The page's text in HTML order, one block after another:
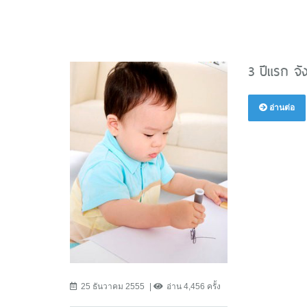
25 ธันวาคม 2555 อ่าน 4,456 ครั้ง
3 ปีแรก จั
อ่านต่อ